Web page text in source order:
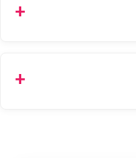
قابل استعلام هستند.
انتخاب کنید و برای شهرستان‌ها بین یک الی ۳ روز کاری از طریق